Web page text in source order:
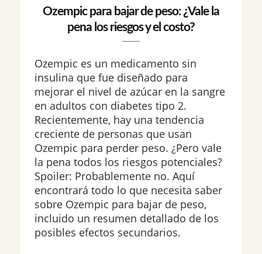
Ozempic para bajar de peso: ¿Vale la
pena los riesgos y el costo?
Ozempic es un medicamento sin
insulina que fue diseñado para
mejorar el nivel de azúcar en la sangre
en adultos con diabetes tipo 2.
Recientemente, hay una tendencia
creciente de personas que usan
Ozempic para perder peso. ¿Pero vale
la pena todos los riesgos potenciales?
Spoiler: Probablemente no. Aquí
encontrará todo lo que necesita saber
sobre Ozempic para bajar de peso,
incluido un resumen detallado de los
posibles efectos secundarios.